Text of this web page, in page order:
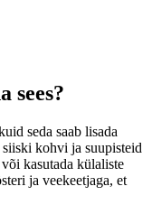
sees?
seda saab lisada
kohvi ja suupisteid
kasutada külaliste
ja veekeetjaga, et